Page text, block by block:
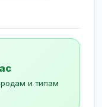
и типам